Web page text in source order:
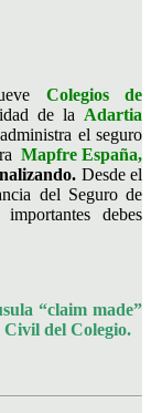
Colegios de
de la Adartia
el seguro
Mapfre España,
Desde el
del Seguro de
debes
“claim made”
Civil del Colegio.